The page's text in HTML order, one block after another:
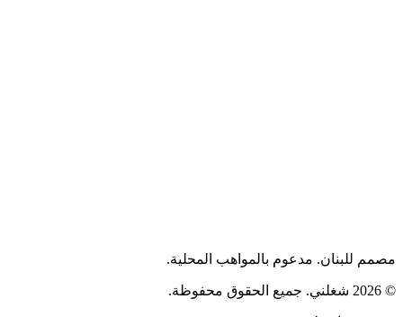
مصمم للبنان. مدعوم بالمواهب المحلية.
© 2026 شغلني. جميع الحقوق محفوظة.